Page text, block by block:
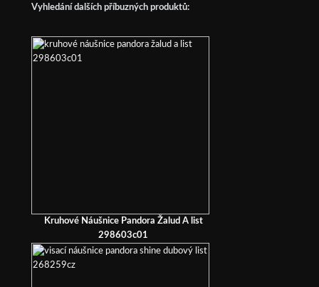
Vyhledání dalších příbuzných produktů:
Kruhové Náušnice Pandora Žalud A list
298603c01